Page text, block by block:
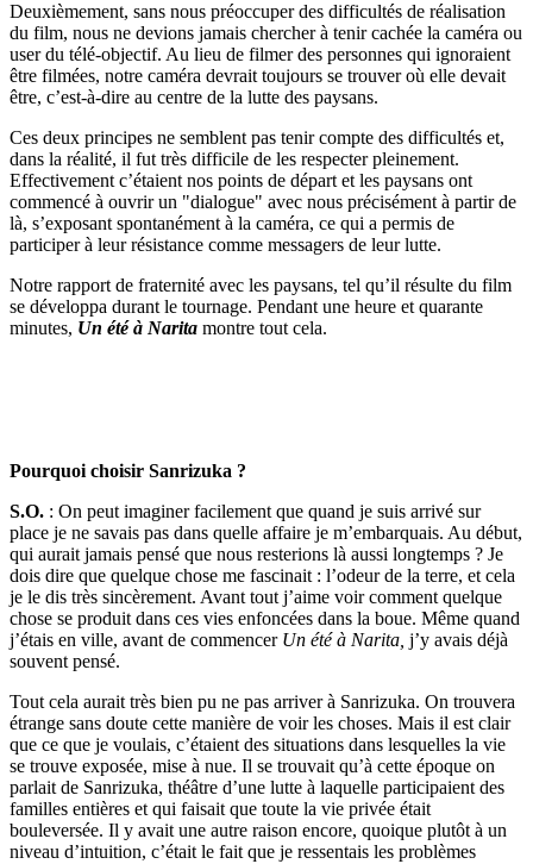
Deuxièmement, sans nous préoccuper des difficultés de réalisation
du film, nous ne devions jamais chercher à tenir cachée la caméra ou
user du télé-objectif. Au lieu de filmer des personnes qui ignoraient
être filmées, notre caméra devrait toujours se trouver où elle devait
être, c’est-à-dire au centre de la lutte des paysans.
Ces deux principes ne semblent pas tenir compte des difficultés et,
dans la réalité, il fut très difficile de les respecter pleinement.
Effectivement c’étaient nos points de départ et les paysans ont
commencé à ouvrir un "dialogue" avec nous précisément à partir de
là, s’exposant spontanément à la caméra, ce qui a permis de
participer à leur résistance comme messagers de leur lutte.
Notre rapport de fraternité avec les paysans, tel qu’il résulte du film
se développa durant le tournage. Pendant une heure et quarante
minutes, Un été à Narita montre tout cela.
Pourquoi choisir Sanrizuka ?
S.O. : On peut imaginer facilement que quand je suis arrivé sur
place je ne savais pas dans quelle affaire je m’embarquais. Au début,
qui aurait jamais pensé que nous resterions là aussi longtemps ? Je
dois dire que quelque chose me fascinait : l’odeur de la terre, et cela
je le dis très sincèrement. Avant tout j’aime voir comment quelque
chose se produit dans ces vies enfoncées dans la boue. Même quand
j’étais en ville, avant de commencer Un été à Narita, j’y avais déjà
souvent pensé.
Tout cela aurait très bien pu ne pas arriver à Sanrizuka. On trouvera
étrange sans doute cette manière de voir les choses. Mais il est clair
que ce que je voulais, c’étaient des situations dans lesquelles la vie
se trouve exposée, mise à nue. Il se trouvait qu’à cette époque on
parlait de Sanrizuka, théâtre d’une lutte à laquelle participaient des
familles entières et qui faisait que toute la vie privée était
bouleversée. Il y avait une autre raison encore, quoique plutôt à un
niveau d’intuition, c’était le fait que je ressentais les problèmes